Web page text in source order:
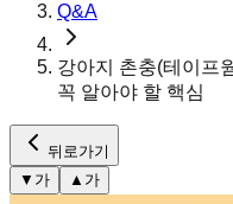
Q&A
강아지 촌충(테이프
꼭 알아야 할 핵심
뒤로가기
▼ 가 ▲ 가